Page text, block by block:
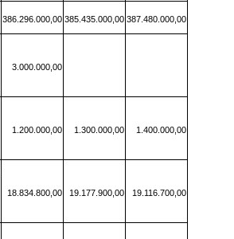
386.296.000,00 385.435.000,00 387.480.000,00
3.000.000,00
1.200.000,00 1.300.000,00 1.400.000,00
18.834.800,00 19.177.900,00 19.116.700,00